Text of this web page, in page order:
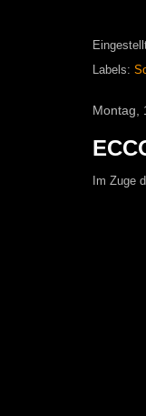
Labels:
Montag,
Im Zuge